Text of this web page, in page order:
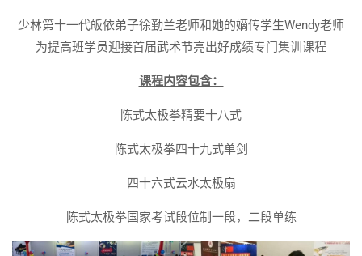
少林第十一代皈依弟子徐勤兰老师和她的嫡传学生Wendy老师
为提高班学员迎接首届武术节亮出好成绩专门集训课程
课程内容包含：
陈式太极拳精要十八式
陈式太极拳四十九式单剑
四十六式云水太极扇
陈式太极拳国家考试段位制一段，二段单练